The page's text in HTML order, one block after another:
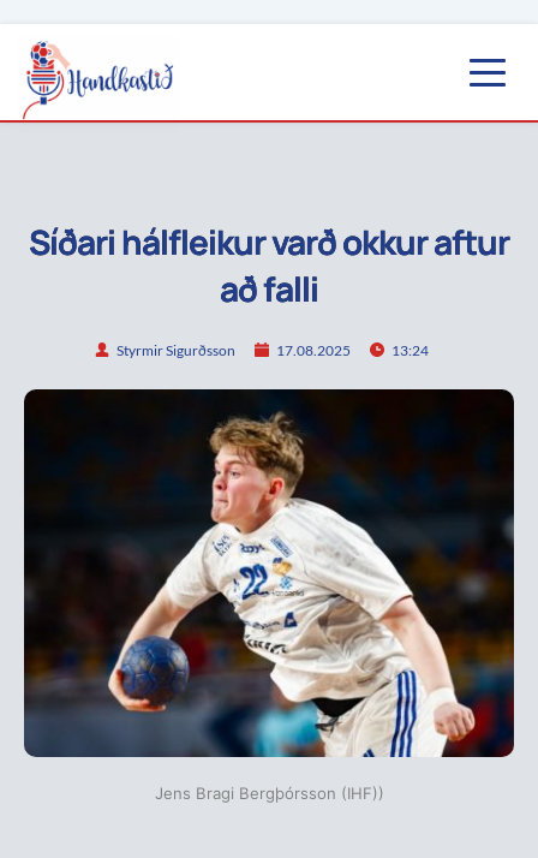
Síðari hálfleikur varð okkur aftur
að falli
Styrmir Sigurðsson 17.08.2025 13:24
Jens Bragi Bergþórsson (IHF))